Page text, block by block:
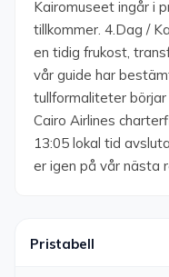
Kairomuseet ingår i
tillkommer. 4.Dag /
en tidig frukost,
vår guide har
tullformaliteter börjar
Cairo Airlines
13:05 lokal tid
er igen på vår nästa
Pristabell